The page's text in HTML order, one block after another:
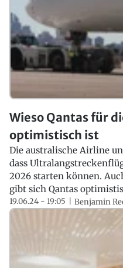
Wieso Qantas für
optimistisch ist
Die australische Airline
dass
2026 starten können.
gibt sich Qantas
19.06.24 - 19:05 Benjamin